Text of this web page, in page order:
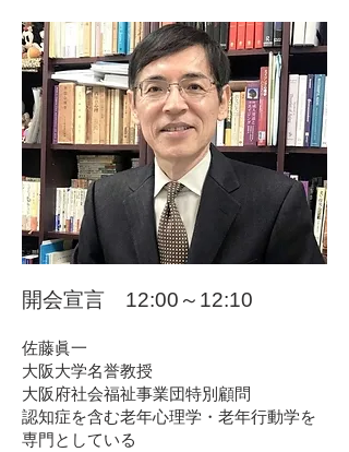
開会宣言 12:00～12:10
佐藤眞一
大阪大学名誉教授
大阪府社会福祉事業団特別顧問
認知症を含む老年心理学・老年行動学を
専門としている